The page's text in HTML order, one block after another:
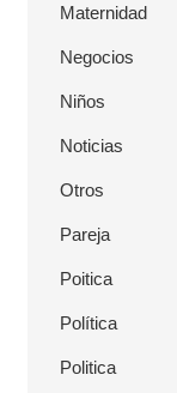
Maternidad
Negocios
Niños
Noticias
Otros
Pareja
Poitica
Política
Politica